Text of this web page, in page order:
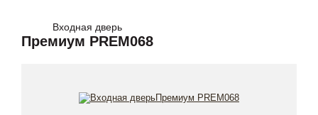
Входная дверь
Премиум PREM068